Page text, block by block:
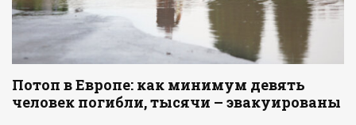
Потоп в Европе: как минимум девять
человек погибли, тысячи – эвакуированы